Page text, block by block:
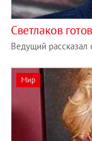
Светлаков
Ведущий
Мир